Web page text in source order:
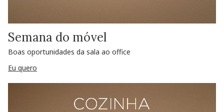
Semana do móvel
Boas oportunidades da sala ao office
Eu quero